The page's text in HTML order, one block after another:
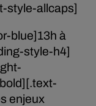
style-allcaps]
blue]13h à
style-h4]
enjeux